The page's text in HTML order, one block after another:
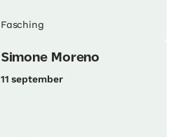
Fasching
Simone Moreno
11 september